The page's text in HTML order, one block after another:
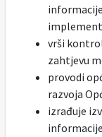
vrši
zahtjevu
provodi
razvoja
izrađuje